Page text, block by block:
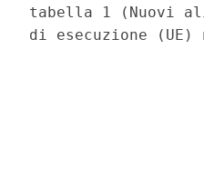
tabella 1 (Nuovi